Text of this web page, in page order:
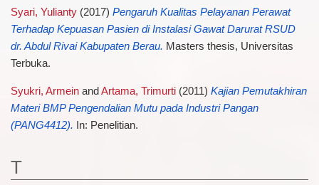
Syari, Yulianty(2017) Pengaruh Kualitas Pelayanan Perawat
Terhadap Kepuasan Pasien di Instalasi Gawat Darurat RSUD
dr. Abdul Rivai Kabupaten Berau. Masters thesis, Universitas
Terbuka.
Syukri, Armeinand Artama, Trimurti(2011) Kajian Pemutakhiran
Materi BMP Pengendalian Mutu pada Industri Pangan
(PANG4412). In: Penelitian.
T